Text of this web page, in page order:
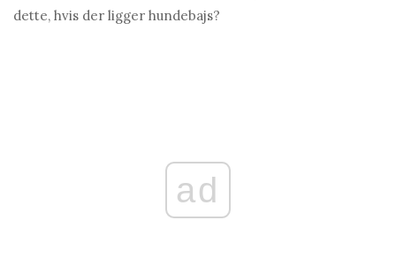
dette, hvis der ligger hundebajs?
ad